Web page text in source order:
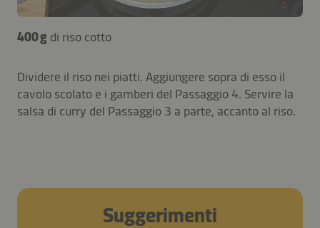
400 g di riso cotto
Dividere il riso nei piatti. Aggiungere sopra di esso il
cavolo scolato e i gamberi del Passaggio 4. Servire la
salsa di curry del Passaggio 3 a parte, accanto al riso.
Suggerimenti